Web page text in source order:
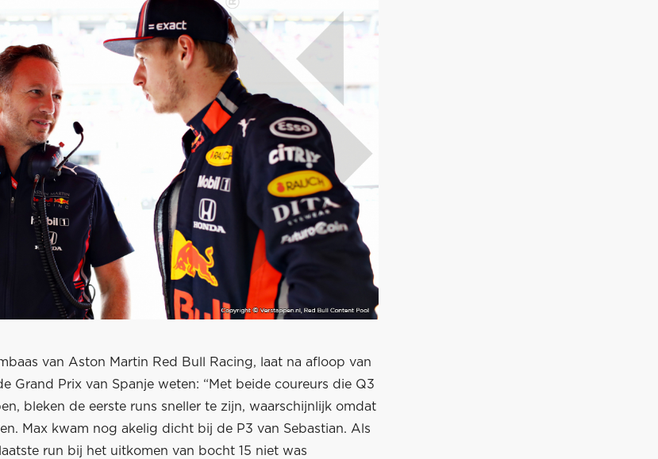
van Aston Martin Red Bull Racing, laat na afloop van
Grand Prix van Spanje weten: “Met beide coureurs die Q3
bleken de eerste runs sneller te zijn, waarschijnlijk omdat
Max kwam nog akelig dicht bij de P3 van Sebastian. Als
run bij het uitkomen van bocht 15 niet was